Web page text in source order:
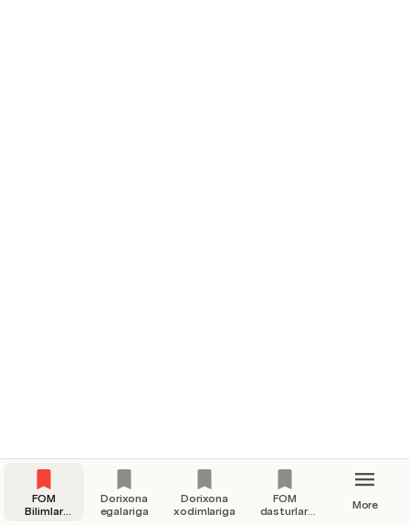
FOM
Bilimlar
Dorixona
egalariga
Dorixona
xodimlariga
FOM
dasturlari
More